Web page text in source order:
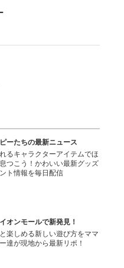
ーたちの最新ニュース
るキャラクターアイテムでほ
つこう！かわいい最新グッズ
ト情報を毎日配信
オンモールで新発見！
楽しめる新しい遊び方をママ
達が現地から最新リポ！